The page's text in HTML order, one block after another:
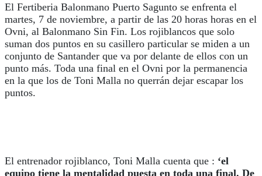
El Fertiberia Balonmano Puerto Sagunto se enfrenta el
martes, 7 de noviembre, a partir de las 20 horas horas en el
Ovni, al Balonmano Sin Fin. Los rojiblancos que solo
suman dos puntos en su casillero particular se miden a un
conjunto de Santander que va por delante de ellos con un
punto más. Toda una final en el Ovni por la permanencia
en la que los de Toni Malla no querrán dejar escapar los
puntos.
El entrenador rojiblanco, Toni Malla cuenta que : ‘el
equipo tiene la mentalidad puesta en toda una final. De